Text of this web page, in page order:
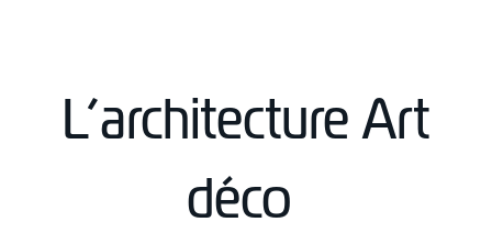
L’architecture Art
déco